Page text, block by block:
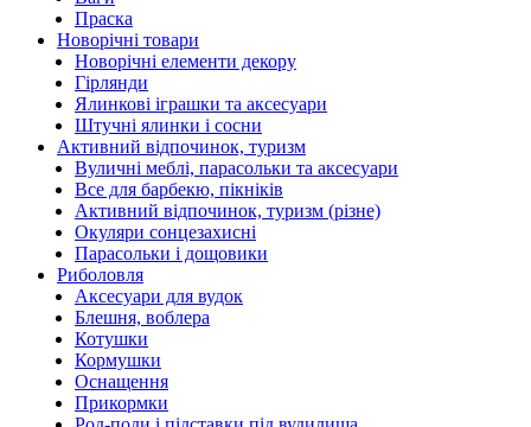
Праска
Новорічні товари
Новорічні елементи декору
Гірлянди
Ялинкові іграшки та аксесуари
Штучні ялинки і сосни
Активний відпочинок, туризм
Вуличні меблі, парасольки та аксесуари
Все для барбекю, пікніків
Активний відпочинок, туризм (різне)
Окуляри сонцезахисні
Парасольки і дощовики
Риболовля
Аксесуари для вудок
Блешня, воблера
Котушки
Кормушки
Оснащення
Прикормки